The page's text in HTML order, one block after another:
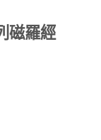
磁羅經